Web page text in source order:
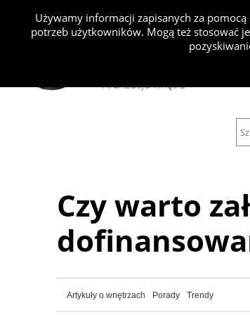
Czy warto
Artykuły o wnętrzach Porady Trendy
Używamy informacji zapisanych za
potrzeb użytkowników. Mogą też stosować